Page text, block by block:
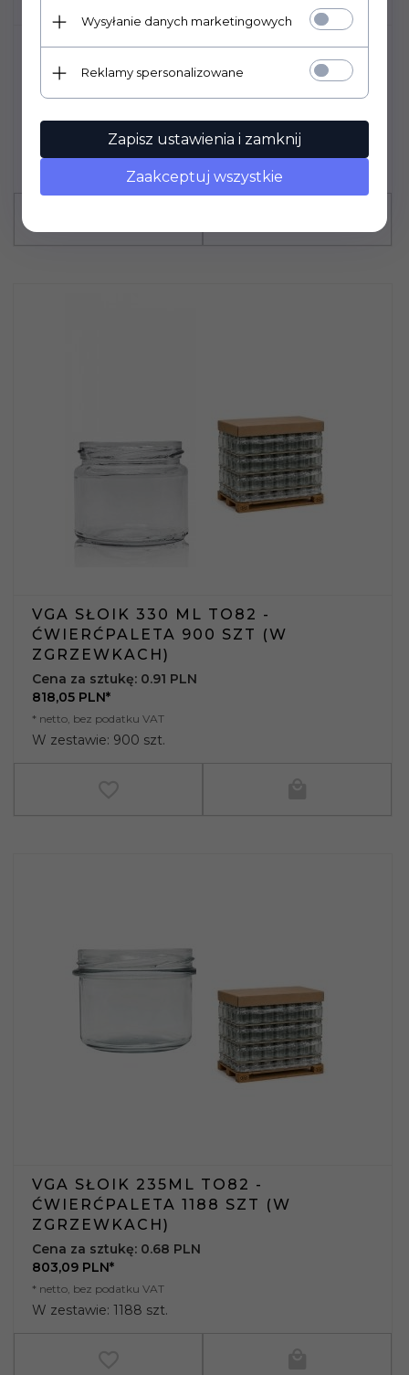
VGA SŁOIK 135ML TO63 -
ĆWIERĆPALETA 1043 SZT (W
ZGRZEWKACH)
569,
* netto, bez podatku VAT
W zestawie: 1043 szt.
VGA SŁOIK 330 ML TO82 -
ĆWIERĆPALETA 900 SZT (W
ZGRZEWKACH)
818,05 PLN*
* netto, bez podatku VAT
W zestawie: 900 szt.
Cena za sztukę: 0.91 PLN
VGA SŁOIK 235ML TO82 -
ĆWIERĆPALETA 1188 SZT (W
ZGRZEWKACH)
803,09 PLN*
* netto, bez podatku VAT
W zestawie: 1188 szt.
Cena za sztukę: 0.68 PLN
Wysyłanie danych marketingowych
Reklamy spersonalizowane
Zapisz ustawienia i zamknij
Zaakceptuj wszystkie